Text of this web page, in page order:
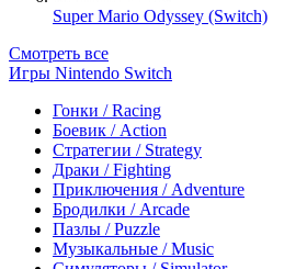
Super Mario Odyssey (Switch)
Смотреть все
Игры Nintendo Switch
Гонки / Racing
Боевик / Action
Стратегии / Strategy
Драки / Fighting
Приключения / Adventure
Бродилки / Arcade
Пазлы / Puzzle
Музыкальные / Music